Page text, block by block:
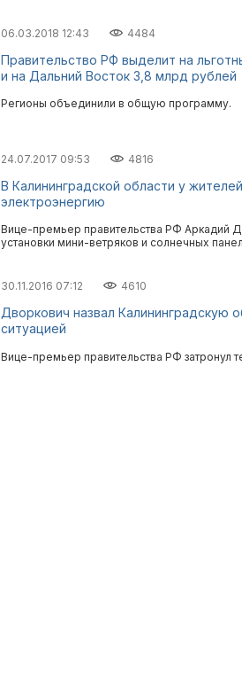
06.03.2018 12:43 4484
Правительство РФ выделит на
и на Дальний Восток 3,8 млрд рублей
Регионы объединили в общую программу.
24.07.2017 09:53 4816
В Калининградской области у
электроэнергию
Вице-премьер правительства РФ Аркадий
установки мини-ветряков и солнечных
30.11.2016 07:12 4610
Дворкович назвал Калининградскую
ситуацией
Вице-премьер правительства РФ затронул